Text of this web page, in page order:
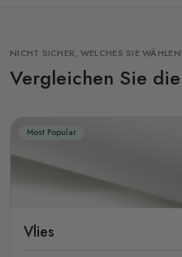
NICHT SICHER, WELCHES SIE
Vergleichen Sie
Most Popular
Vlies